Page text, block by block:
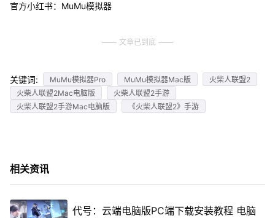
官方小红书：MuMu模拟器
文章已到底
关键词: MuMu模拟器Pro MuMu模拟器Mac版
火柴人联盟2
火柴人联盟2Mac电脑版
火柴人联盟2手游
火柴人联盟2手游Mac电脑版
《火柴人联盟2》手游
相关资讯
代号：云端电脑版PC端下载安装教程 电脑